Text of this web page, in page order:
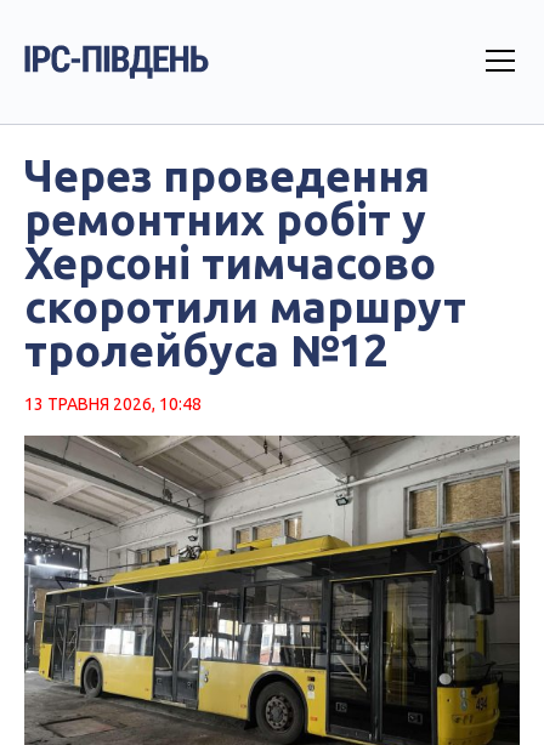
Через проведення
ремонтних робіт у
Херсоні тимчасово
скоротили маршрут
тролейбуса №12
13 ТРАВНЯ 2026, 10:48